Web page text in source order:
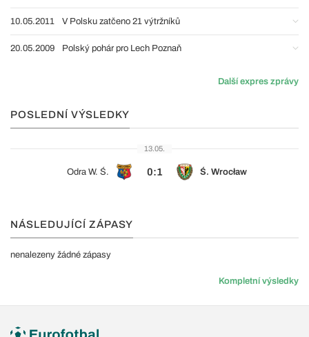
10.05.2011 V Polsku zatčeno 21 výtržníků
20.05.2009 Polský pohár pro Lech Poznaň
Další expres zprávy
POSLEDNÍ VÝSLEDKY
13.05.
Odra W. Ś. 0:1 Ś. Wrocław
NÁSLEDUJÍCÍ ZÁPASY
nenalezeny žádné zápasy
Kompletní výsledky